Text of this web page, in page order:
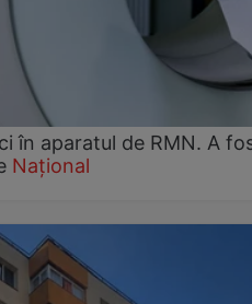
în aparatul de RMN. A
Național